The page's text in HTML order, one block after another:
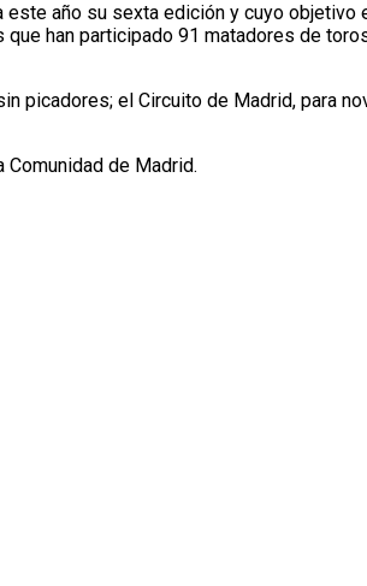
año su sexta edición y cuyo
han participado 91 matadores de
el Circuito de Madrid, para
de Madrid.